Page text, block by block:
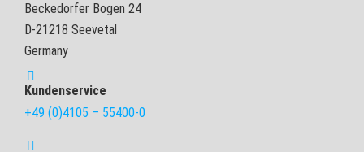
Beckedorfer Bogen 24
D-21218 Seevetal
Germany
Kundenservice
+49 (0)4105 – 55400-0